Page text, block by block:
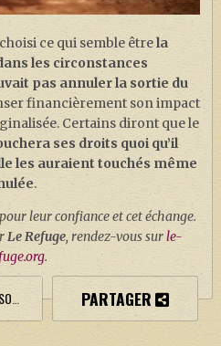
ce qui semble êtrela
les circonstances
pas annuler la sortie du
financièrement son impact
Certains diront que le
ses droits quoi qu’il
les auraient touchés même
.
leur confiance et cet échange.
Le Refuge, rendez-vous surle-
.
PARTAGER